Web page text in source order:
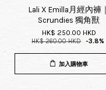
Lali X Emilla月經內褲｜
Scrundies 獨角獸
HK$ 250.00 HKD
HK$ 260.00 HKD -3.8%
加入購物車